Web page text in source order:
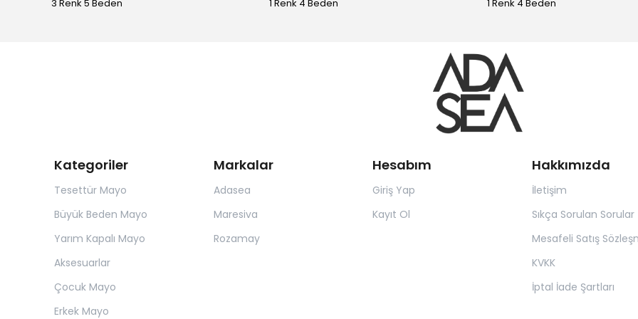
3 Renk 5 Beden 1 Renk 4 Beden 1 Renk 4 Beden
Kategoriler
Tesettür Mayo
Büyük Beden Mayo
Yarım Kapalı Mayo
Aksesuarlar
Çocuk Mayo
Erkek Mayo
Markalar
Adasea
Maresiva
Rozamay
Hesabım
Giriş Yap
Kayıt Ol
Hakkımızda
İletişim
Sıkça Sorulan Sorular
Mesafeli Satış
KVKK
İptal İade Şartları